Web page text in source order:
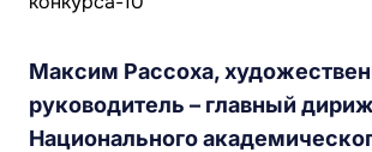
Максим Рассоха,
руководитель – главный дириж
Национального